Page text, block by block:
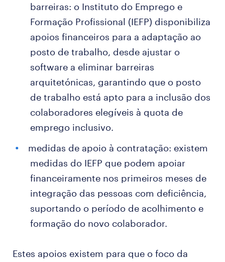
barreiras: o Instituto do Emprego e
Formação Profissional (IEFP) disponibiliza
apoios financeiros para a adaptação ao
posto de trabalho, desde ajustar o
software a eliminar barreiras
arquitetónicas, garantindo que o posto
de trabalho está apto para a inclusão dos
colaboradores elegíveis à quota de
emprego inclusivo.
medidas de apoio à contratação: existem
medidas do IEFP que podem apoiar
financeiramente nos primeiros meses de
integração das pessoas com deficiência,
suportando o período de acolhimento e
formação do novo colaborador.
Estes apoios existem para que o foco da